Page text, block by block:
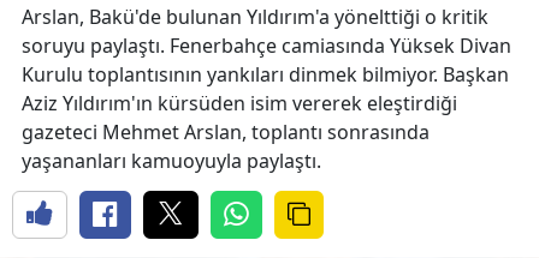
Arslan, Bakü'de bulunan Yıldırım'a yönelttiği o kritik
soruyu paylaştı. Fenerbahçe camiasında Yüksek Divan
Kurulu toplantısının yankıları dinmek bilmiyor. Başkan
Aziz Yıldırım'ın kürsüden isim vererek eleştirdiği
gazeteci Mehmet Arslan, toplantı sonrasında
yaşananları kamuoyuyla paylaştı.